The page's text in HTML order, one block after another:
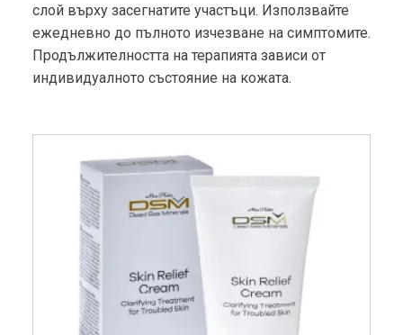
слой върху засегнатите участъци. Използвайте
ежедневно до пълното изчезване на симптомите.
Продължителността на терапията зависи от
индивидуалното състояние на кожата.